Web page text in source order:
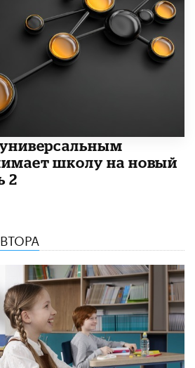
школу на новый
2